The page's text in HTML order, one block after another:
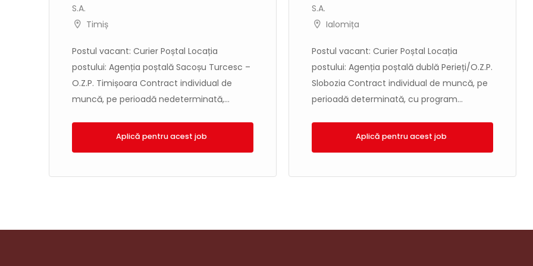
S.A.
Timiș
Postul vacant: Curier Poștal Locația
postului: Agenția poștală Sacoșu Turcesc –
O.Z.P. Timișoara Contract individual de
muncă, pe perioadă nedeterminată,...
S.A.
Ialomița
Postul vacant: Curier Poștal Locația
postului: Agenția poștală dublă Perieți/O.Z.P.
Slobozia Contract individual de muncă, pe
perioadă determinată, cu program...